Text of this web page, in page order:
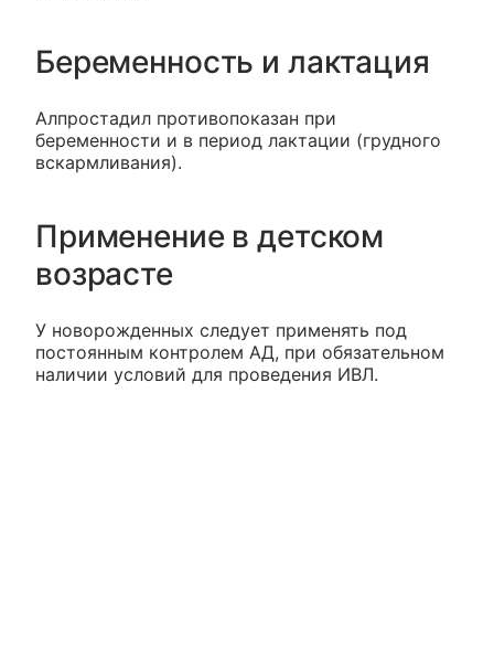
Беременность и лактация
Алпростадил противопоказан при
беременности и в период лактации (грудного
вскармливания).
Применение в детском
возрасте
У новорожденных следует применять под
постоянным контролем АД, при обязательном
наличии условий для проведения ИВЛ.